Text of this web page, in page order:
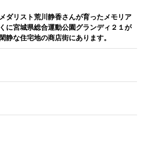
ダリスト荒川静香さんが育ったメモリア
に宮城県総合運動公園グランディ２１が
静な住宅地の商店街にあります。